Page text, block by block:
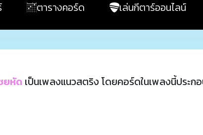
ตารางคอร์ด เล่นกีตาร์ออนไลน์
ยหัด เป็นเพลงแนวสตริง โดยคอร์ดในเพลงนี้ประก